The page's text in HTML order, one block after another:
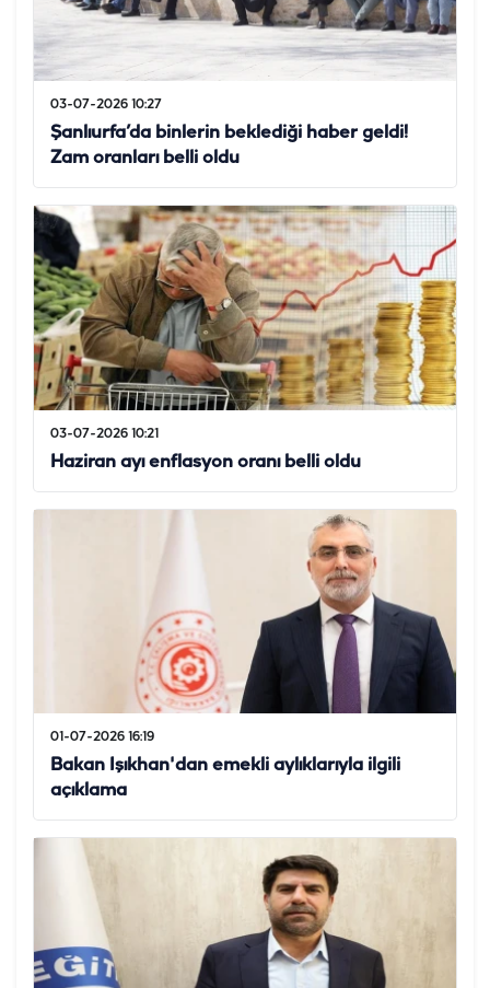
03-07-2026 10:27
Şanlıurfa’da binlerin beklediği haber geldi!
Zam oranları belli oldu
03-07-2026 10:21
Haziran ayı enflasyon oranı belli oldu
01-07-2026 16:19
Bakan Işıkhan'dan emekli aylıklarıyla ilgili
açıklama